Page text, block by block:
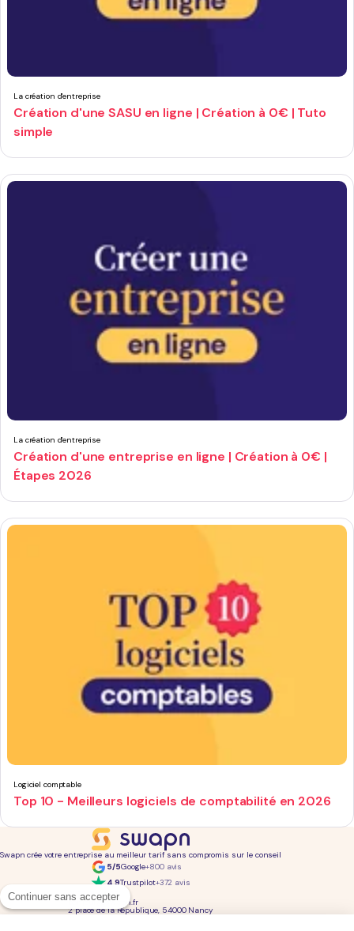
Continuer sans accepter
La création d'entreprise
Création d'une SASU en ligne | Création à 0€ | Tuto
simple
La création d'entreprise
Création d'une entreprise en ligne | Création à 0€ |
Étapes 2026
Logiciel comptable
Top 10 - Meilleurs logiciels de comptabilité en 2026
Swapn crée votre entreprise au meilleur tarif sans compromis sur le conseil
5/5Google+800 avis
4,9Trustpilot+372 avis
01 76 31 04 86
bonjour@swapn.fr
2 place de la République, 54000 Nancy
La news' des entrepreneurs